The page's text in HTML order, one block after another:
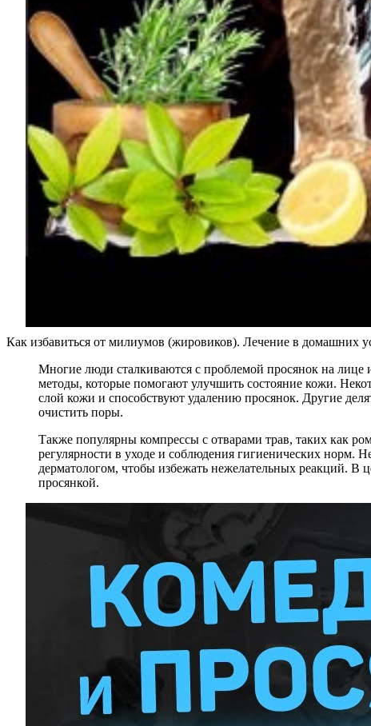
Как избавиться от милиумов (жировиков). Лечение в домашних
Многие люди сталкиваются с проблемой просянок на
методы, которые помогают улучшить состояние кожи.
слой кожи и способствуют удалению просянок. Другие
очистить поры.
Также популярны компрессы с отварами трав, таких как
регулярности в уходе и соблюдения гигиенических норм.
дерматологом, чтобы избежать нежелательных реакций. В
просянкой.